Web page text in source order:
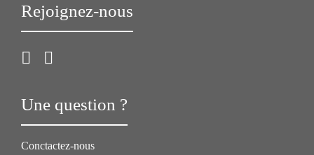
Rejoignez-nous
Une question ?
Conctactez-nous